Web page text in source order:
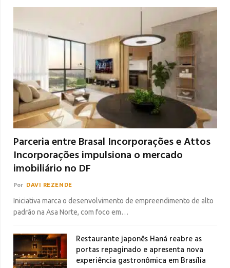
Parceria entre Brasal Incorporações e Attos
Incorporações impulsiona o mercado
imobiliário no DF
Por DAVI REZENDE
Iniciativa marca o desenvolvimento de empreendimento de alto
padrão na Asa Norte, com foco em…
Restaurante japonês Haná reabre as
portas repaginado e apresenta nova
experiência gastronômica em Brasília